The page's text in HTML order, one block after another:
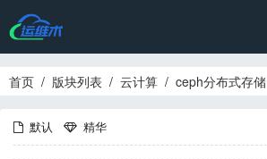
首页 / 版块列表 / 云计算 / ceph分布式存储
默认 精华